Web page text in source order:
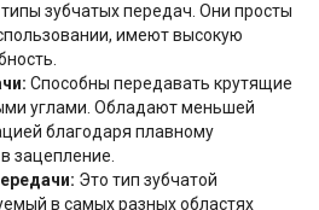
зубчатых передач. Они просты
имеют высокую
Способны передавать крутящие
углами. Обладают меньшей
благодаря плавному
зацепление.
Это тип зубчатой
в самых разных областях